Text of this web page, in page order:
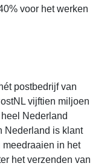
voor het werken
postbedrijf van
vijftien miljoen
Nederland
Nederland is klant
meedraaien in het
het verzenden van